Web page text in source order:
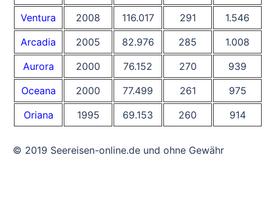
Ventura
2008 116.017 291
1.546
Arcadia
2005 82.976 285
1.008
Aurora
2000 76.152 270
939
Oceana
2000 77.499 261
975
Oriana
1995 69.153 260 914
© 2019 Seereisen-online.de und ohne Gewähr